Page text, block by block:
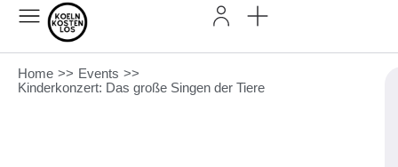
Home >> Events >>
Kinderkonzert: Das große Singen der Tiere